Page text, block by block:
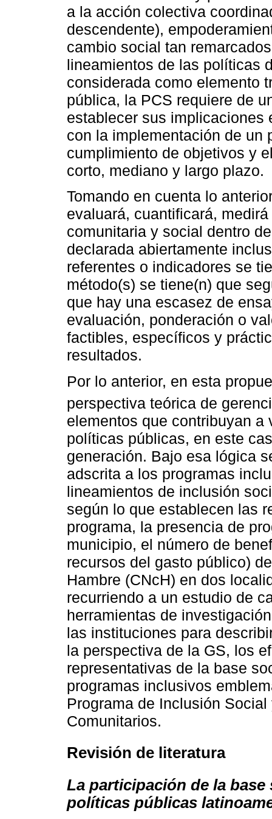
a la acción colectiva
descendente),
cambio social tan
lineamientos de las políticas
considerada como elemento
pública, la PCS requiere de
establecer sus implicaciones
con la implementación de un
cumplimiento de objetivos y
corto, mediano y largo plazo.
Tomando en cuenta lo
evaluará, cuantificará,
comunitaria y social dentro
declarada abiertamente
referentes o indicadores se
método(s) se tiene(n) que
que hay una escasez de
evaluación, ponderación o
factibles, específicos y
resultados.
Por lo anterior, en esta
perspectiva teórica de
elementos que contribuyan
políticas públicas, en este
generación. Bajo esa lógica
adscrita a los programas
lineamientos de inclusión
según lo que establecen las
programa, la presencia de
municipio, el número de
recursos del gasto público)
Hambre (CNcH) en dos
recurriendo a un estudio de
herramientas de
las instituciones para
la perspectiva de la GS, los
representativas de la base
programas inclusivos
Programa de Inclusión
Comunitarios.
Revisión de literatura
La participación de la
políticas públicas